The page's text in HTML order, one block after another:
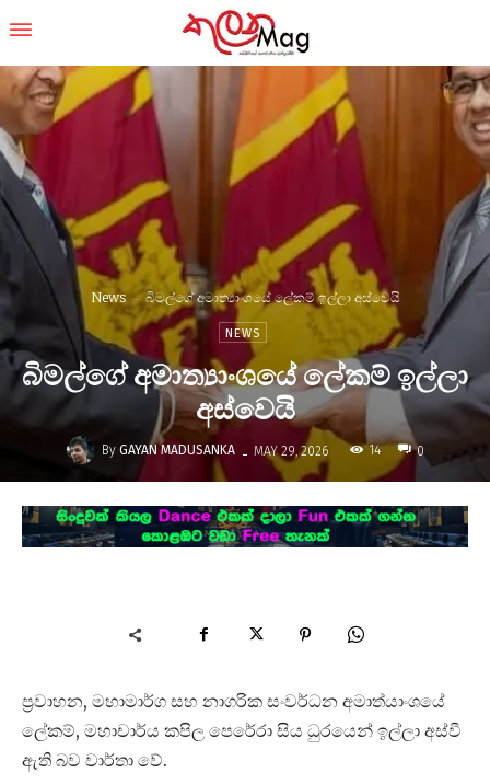
News බිමල්ගේ අමාත්‍යාංශයේ ලේකම් ඉල්ලා අස්වෙයි
NEWS
බිමල්ගේ අමාත්‍යාංශයේ ලේකම් ඉල්ලා
අස්වෙයි
By GAYAN MADUSANKA - MAY 29, 2026 14 0
ප්‍රවාහන, මහාමාර්ග සහ නාගරික සංවර්ධන අමාත්යාංශයේ
ලේකම්, මහාචාර්ය කපිල පෙරේරා සිය ධුරයෙන් ඉල්ලා අස්වී
ඇති බව වාර්තා වේ.